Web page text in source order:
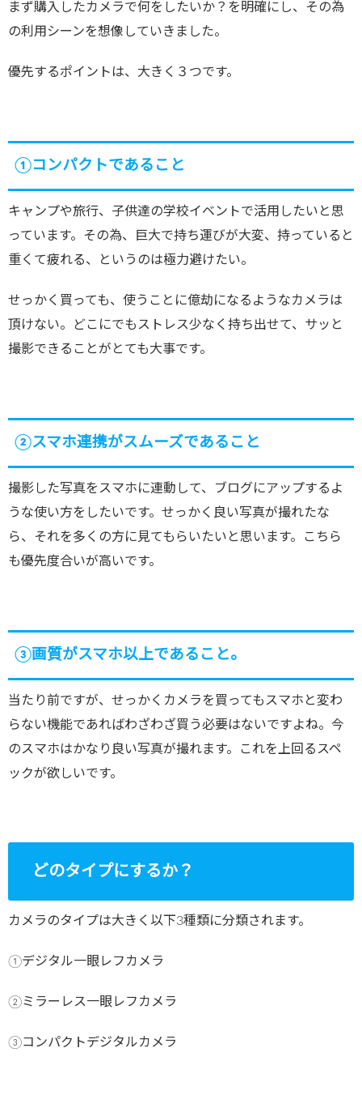
まず購入したカメラで何をしたいか？を明確にし、その為
の利用シーンを想像していきました。
優先するポイントは、大きく３つです。
①コンパクトであること
キャンプや旅行、子供達の学校イベントで活用したいと思
っています。その為、巨大で持ち運びが大変、持っていると
重くて疲れる、というのは極力避けたい。
せっかく買っても、使うことに億劫になるようなカメラは
頂けない。どこにでもストレス少なく持ち出せて、サッと
撮影できることがとても大事です。
②スマホ連携がスムーズであること
撮影した写真をスマホに連動して、ブログにアップするよ
うな使い方をしたいです。せっかく良い写真が撮れたな
ら、それを多くの方に見てもらいたいと思います。こちら
も優先度合いが高いです。
③画質がスマホ以上であること。
当たり前ですが、せっかくカメラを買ってもスマホと変わ
らない機能であればわざわざ買う必要はないですよね。今
のスマホはかなり良い写真が撮れます。これを上回るスペ
ックが欲しいです。
どのタイプにするか？
カメラのタイプは大きく以下3種類に分類されます。
①デジタル一眼レフカメラ
②ミラーレス一眼レフカメラ
③コンパクトデジタルカメラ